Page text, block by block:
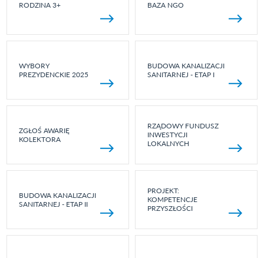
RODZINA 3+ BAZA NGO
WYBORY
PREZYDENCKIE 2025
BUDOWA KANALIZACJI
SANITARNEJ - ETAP I
ZGŁOŚ AWARIĘ
KOLEKTORA
RZĄDOWY FUNDUSZ
INWESTYCJI
LOKALNYCH
BUDOWA KANALIZACJI
SANITARNEJ - ETAP II
PROJEKT:
KOMPETENCJE
PRZYSZŁOŚCI